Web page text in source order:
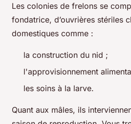
Les colonies de frelons se
fondatrice, d’ouvrières stériles
domestiques comme :
la construction du nid ;
l'approvisionnement
les soins à la larve.
Quant aux mâles, ils